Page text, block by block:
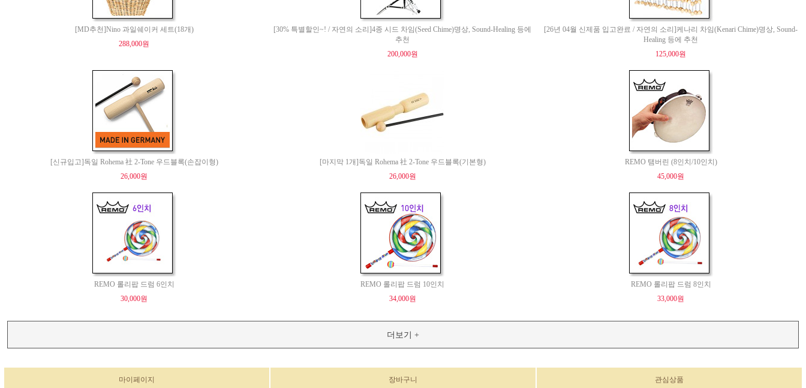
[MD추천]Nino 과일쉐이커 세트(18개)
288,000원
[30% 특별할인~! / 자연의 소리]4종 시드 차임(Seed Chime)명상, Sound-Healing 등에
추천
200,000원
[26년 04월 신제품 입고완료 / 자연의 소리]케나리 차임(Kenari Chime)명상, Sound-
Healing 등에 추천
125,000원
[신규입고]독일 Rohema 社 2-Tone 우드블록(손잡이형)
26,000원
[마지막 1개]독일 Rohema 社 2-Tone 우드블록(기본형)
26,000원
REMO 탬버린 (8인치/10인치)
45,000원
REMO 롤리팝 드럼 6인치
30,000원
REMO 롤리팝 드럼 10인치
34,000원
REMO 롤리팝 드럼 8인치
33,000원
더보기 +
마이페이지 장바구니 관심상품